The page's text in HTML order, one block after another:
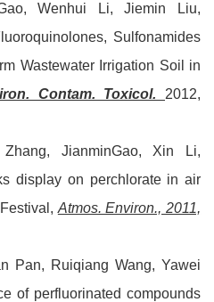
Wenhui Li, Jiemin Liu,
Sulfonamides
Wastewater Irrigation Soil in
Contam. Toxicol.2012,
Zhang, JianminGao, Xin Li,
display on perchlorate in air
Atmos. Environ., 2011,
Pan, Ruiqiang Wang, Yawei
of perfluorinated compounds